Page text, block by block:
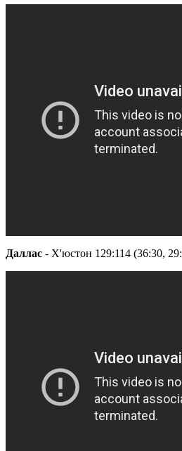
Даллас - Х'юстон 129:114 (36:30,